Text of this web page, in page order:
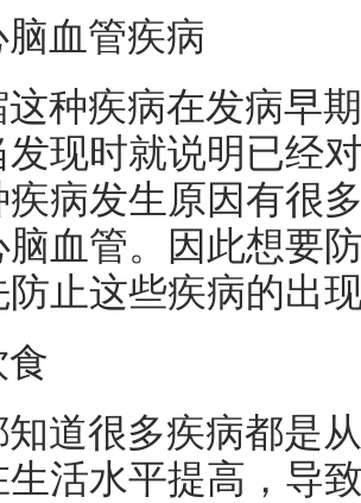
血管疾病
这种疾病在发病早
发现时就说明已经
病发生原因有很
脑血管。因此想要
止这些疾病的出
知道很多疾病都是
生活水平提高，导